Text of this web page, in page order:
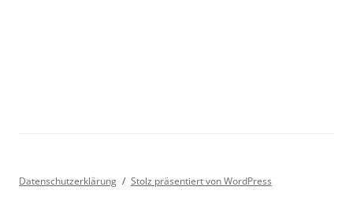
Datenschutzerklärung Stolz präsentiert von WordPress